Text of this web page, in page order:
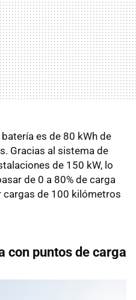
es de 80 kWh de
Gracias al sistema de
de 150 kW, lo
de 0 a 80% de carga
de 100 kilómetros
con puntos de carga